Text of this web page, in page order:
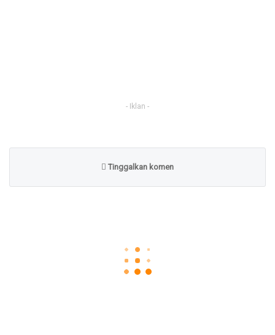
- Iklan -
Tinggalkan komen